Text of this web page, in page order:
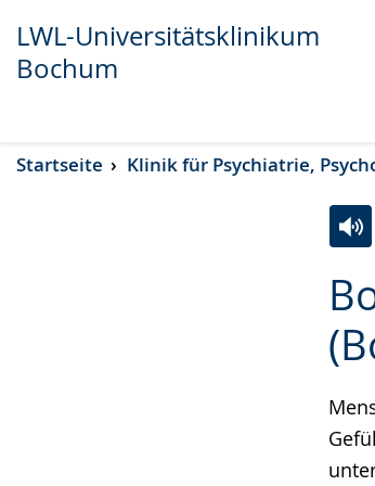
Transkript anzeigen
Abspielen
Pausieren
LWL-Universitätsklinikum
Bochum
Startseite Klinik für Psychiatrie,
in
wird